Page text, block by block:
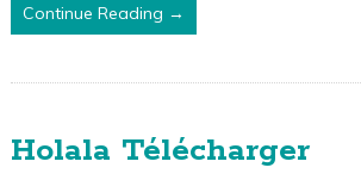
Continue Reading →
Holala Télécharger